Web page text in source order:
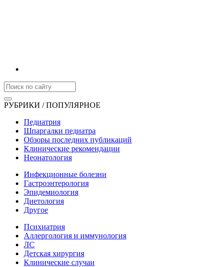
РУБРИКИ / ПОПУЛЯРНОЕ
Педиатрия
Шпаргалки педиатра
Обзоры последних публикаций
Клинические рекомендации
Неонатология
Инфекционные болезни
Гастроэнтерология
Эпидемиология
Диетология
Другое
Психиатрия
Аллергология и иммунология
ЛС
Детская хирургия
Клинические случаи